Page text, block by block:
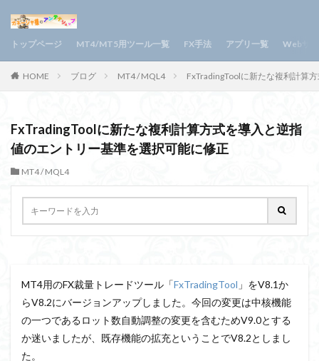
トップページ MT4/MT5用ツール一覧 FX手法 アプリ一覧 Webサ
HOME ブログ MT4 / MQL4 FxTradingToolに新たな複利計算
FxTradingToolに新たな複利計算方式を導入と逆指
値のエントリー基準を選択可能に修正
MT4 / MQL4
MT4用のFX裁量トレードツール「FxTradingTool 」をV8.1か
らV8.2にバージョンアップしました。今回の変更は中核機能
の一つであるロット数自動調整の変更を含むためV9.0とする
か迷いましたが、既存機能の拡充ということでV8.2としまし
た。